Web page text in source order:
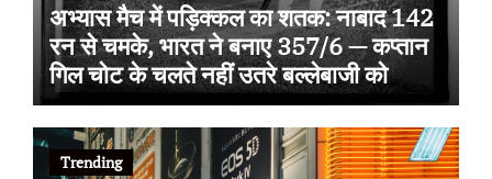
अभ्यास मैच में पड़िक्कल का शतक: नाबाद 142
रन से चमके, भारत ने बनाए 357/6 — कप्तान
गिल चोट के चलते नहीं उतरे बल्लेबाजी को
Trending